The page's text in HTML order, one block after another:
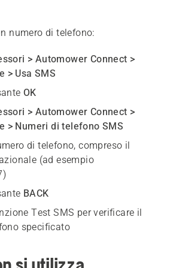
numero di telefono:
> Automower Connect >
> Usa SMS
OK
> Automower Connect >
> Numeri di telefono SMS
di telefono, compreso il
(ad esempio
BACK
Test SMS per verificare il
specificato